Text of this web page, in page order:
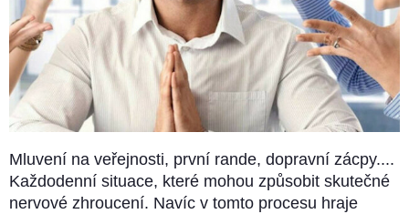
Mluvení na veřejnosti, první rande, dopravní zácpy....
Každodenní situace, které mohou způsobit skutečné
nervové zhroucení. Navíc v tomto procesu hraje